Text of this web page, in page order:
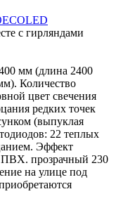
с гирляндами
мм (длина 2400
Количество
цвет свечения
редких точек
(выпуклая
22 теплых
Эффект
ПВХ. прозрачный 230
на улице под